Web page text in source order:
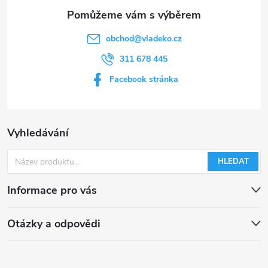
Vyhledávání
HLEDAT
Informace pro vás
Otázky a odpovědi
obchod@vladeko.cz
311 678 445
Facebook stránka